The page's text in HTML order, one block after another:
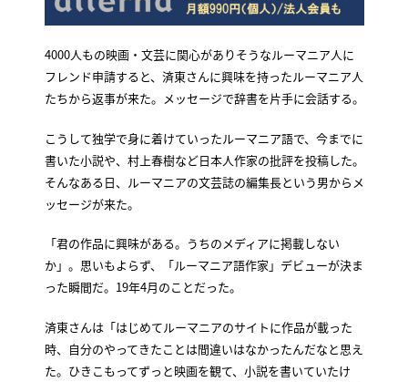
4000人もの映画・文芸に関心がありそうなルーマニア人に
フレンド申請すると、済東さんに興味を持ったルーマニア人
たちから返事が来た。メッセージで辞書を片手に会話する。
こうして独学で身に着けていったルーマニア語で、今までに
書いた小説や、村上春樹など日本人作家の批評を投稿した。
そんなある日、ルーマニアの文芸誌の編集長という男からメ
ッセージが来た。
「君の作品に興味がある。うちのメディアに掲載しない
か」。思いもよらず、「ルーマニア語作家」デビューが決ま
った瞬間だ。19年4月のことだった。
済東さんは「はじめてルーマニアのサイトに作品が載った
時、自分のやってきたことは間違いはなかったんだなと思え
た。ひきこもってずっと映画を観て、小説を書いていたけ